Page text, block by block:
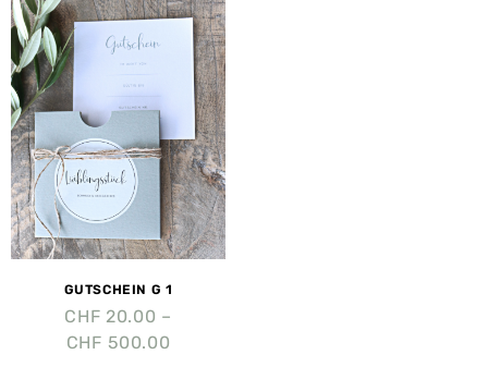
GUTSCHEIN G 1
CHF 20.00 –
CHF 500.00